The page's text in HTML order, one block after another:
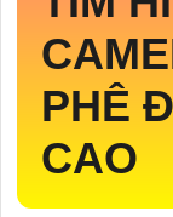
PHÊ
CAO